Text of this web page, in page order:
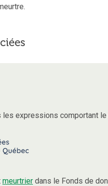
les expressions comportant
meurtrier dans le Fonds de